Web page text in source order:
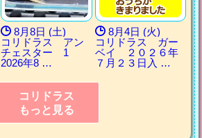
8月8日 (土)
コリドラス アン
チェスター 1
2026年8 …
8月4日 (火)
コリドラス ガー
ベイ ２０２６年
７月２３日入 …
コリドラス
もっと見る